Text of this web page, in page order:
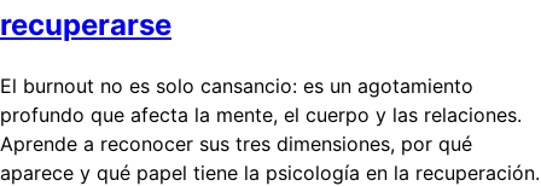
recuperarse
El burnout no es solo cansancio: es un agotamiento
profundo que afecta la mente, el cuerpo y las relaciones.
Aprende a reconocer sus tres dimensiones, por qué
aparece y qué papel tiene la psicología en la recuperación.